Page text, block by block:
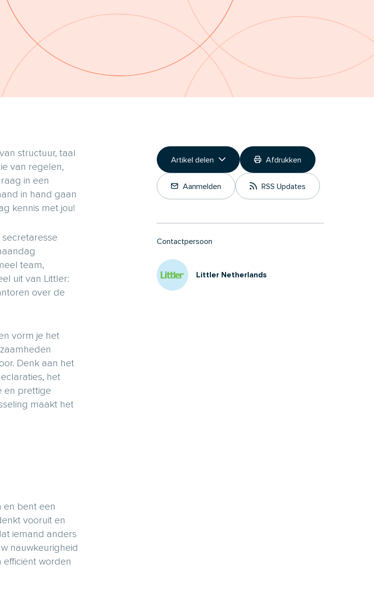
structuur, taal
van regelen,
in een
in hand gaan
kennis met jou!
team,
uit van Littler:
over de
vorm je het
Denk aan het
het
en prettige
maakt het
en bent een
vooruit en
iemand anders
nauwkeurigheid
worden
Artikel delen
Link kopiëren
Deel op LinkedIn
Afdrukken
Aanmelden RSS Updates
Contactpersoon
Littler Netherlands